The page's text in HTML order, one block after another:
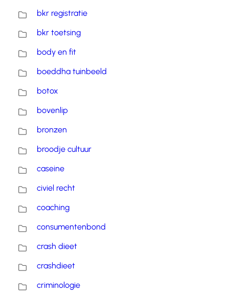
bkr registratie
bkr toetsing
body en fit
boeddha tuinbeeld
botox
bovenlip
bronzen
broodje cultuur
caseine
civiel recht
coaching
consumentenbond
crash dieet
crashdieet
criminologie